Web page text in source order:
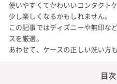
使いやすくてかわいいコンタクト
少し楽しくなるかもしれません。
この記事ではディズニーや無印な
スを厳選。
あわせて、ケースの正しい洗い方
目次